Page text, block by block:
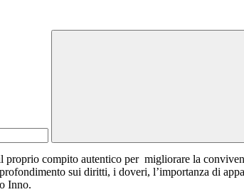
compito autentico per migliorare la
sui diritti, i doveri, l’importanza di
Inno.